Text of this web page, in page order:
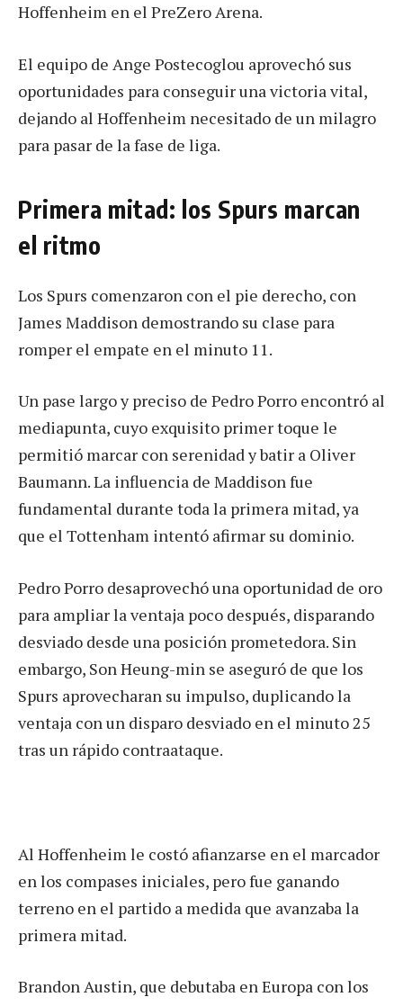
Hoffenheim en el PreZero Arena.
El equipo de Ange Postecoglou aprovechó sus
oportunidades para conseguir una victoria vital,
dejando al Hoffenheim necesitado de un milagro
para pasar de la fase de liga.
Primera mitad: los Spurs marcan
el ritmo
Los Spurs comenzaron con el pie derecho, con
James Maddison demostrando su clase para
romper el empate en el minuto 11.
Un pase largo y preciso de Pedro Porro encontró al
mediapunta, cuyo exquisito primer toque le
permitió marcar con serenidad y batir a Oliver
Baumann. La influencia de Maddison fue
fundamental durante toda la primera mitad, ya
que el Tottenham intentó afirmar su dominio.
Pedro Porro desaprovechó una oportunidad de oro
para ampliar la ventaja poco después, disparando
desviado desde una posición prometedora. Sin
embargo, Son Heung-min se aseguró de que los
Spurs aprovecharan su impulso, duplicando la
ventaja con un disparo desviado en el minuto 25
tras un rápido contraataque.
Al Hoffenheim le costó afianzarse en el marcador
en los compases iniciales, pero fue ganando
terreno en el partido a medida que avanzaba la
primera mitad.
Brandon Austin, que debutaba en Europa con los